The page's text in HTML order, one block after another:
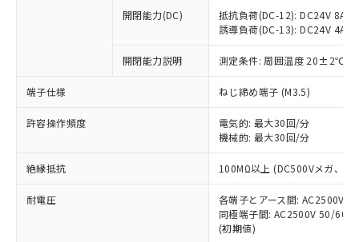
開閉能力(DC)
抵抗負荷(DC-12): DC24V 8A/
誘導負荷(DC-13): DC24V 4A/
開閉能力説明 測定条件: 周囲温度 20±2℃、
端子仕様 ねじ締め端子 (M3.5)
許容操作頻度
電気的: 最大30回/分
機械的: 最大30回/分
絶縁抵抗 100MΩ以上 (DC500Vメガ、点
耐電圧
各端子とアース間: AC2500V
同極端子間: AC2500V 50/
(初期値)
ご利用条件
ご利用ください。
本サービスは、当社制御機器事業取扱
商品の当社在庫状況および標準価格
(税抜)を提供させていただくもので
当社制御機器事業取扱商品の中には、
本サービスの対象外となる商品もある
ことをご了承ください。
在庫状況および標準価格照会結果は、
対応予定：EU RoHS指令（10物質）の非含
有に対応した製品に切り替える予定のある
対応予定なし：EU RoHS指令（10物質）の
非含有に非対応の商品で、対応品を出す予
定はありません。
調査・確認中：EU RoHS指令（10物質）の
非含有の対応状況を調査中または確認中の
害物質有無と関係のない商品です。
仕入先様の事情により、非含有部品として
いたものが、含有品と判明した場合などや
むを得ず変更することがあります。
※1 中国RoHS○×表
「○」：最大均質材料含有率が中国RoHSの
基準値以下であることを示します。
「×」：最大均質材料含有率が中国RoHSの
基準値を超えていることを示します。
「－」：未確認です。当社販売部門へお問
当社は、これら貴社製品のうち、外国
為替および外国貿易法に定める商品